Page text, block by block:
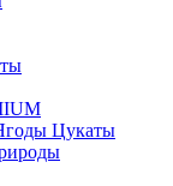
Цукаты